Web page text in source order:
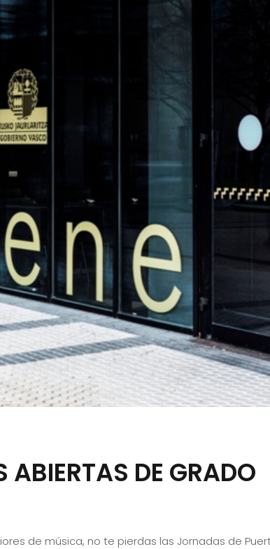
DE GRADO
de música, no te pierdas las Jornadas de